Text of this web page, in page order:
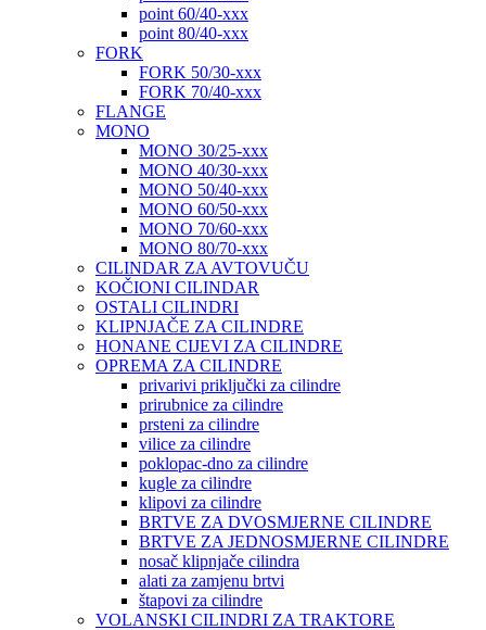
point 60/40-xxx
point 80/40-xxx
FORK
FORK 50/30-xxx
FORK 70/40-xxx
FLANGE
MONO
MONO 30/25-xxx
MONO 40/30-xxx
MONO 50/40-xxx
MONO 60/50-xxx
MONO 70/60-xxx
MONO 80/70-xxx
CILINDAR ZA AVTOVUČU
KOČIONI CILINDAR
OSTALI CILINDRI
KLIPNJAČE ZA CILINDRE
HONANE CIJEVI ZA CILINDRE
OPREMA ZA CILINDRE
privarivi priključki za cilindre
prirubnice za cilindre
prsteni za cilindre
vilice za cilindre
poklopac-dno za cilindre
kugle za cilindre
klipovi za cilindre
BRTVE ZA DVOSMJERNE CILINDRE
BRTVE ZA JEDNOSMJERNE CILINDRE
nosač klipnjače cilindra
alati za zamjenu brtvi
štapovi za cilindre
VOLANSKI CILINDRI ZA TRAKTORE